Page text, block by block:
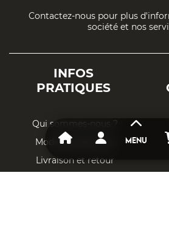
MENU
Contactez-nous pour plus
société et nos
INFOS
PRATIQUES
Qui sommes-nous ?
Mode de paiement
Livraison et retour